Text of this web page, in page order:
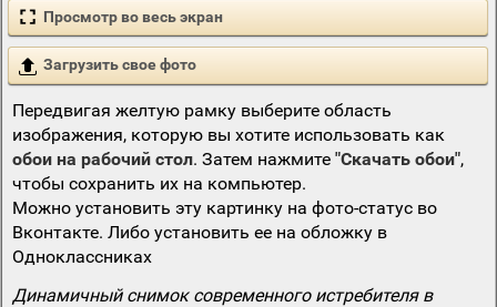
Просмотр во весь экран
Загрузить свое фото
Передвигая желтую рамку выберите область
изображения, которую вы хотите использовать как
обои на рабочий стол. Затем нажмите "Скачать обои",
чтобы сохранить их на компьютер.
Можно установить эту картинку на фото-статус во
Вконтакте. Либо установить ее на обложку в
Одноклассниках
Динамичный снимок современного истребителя в